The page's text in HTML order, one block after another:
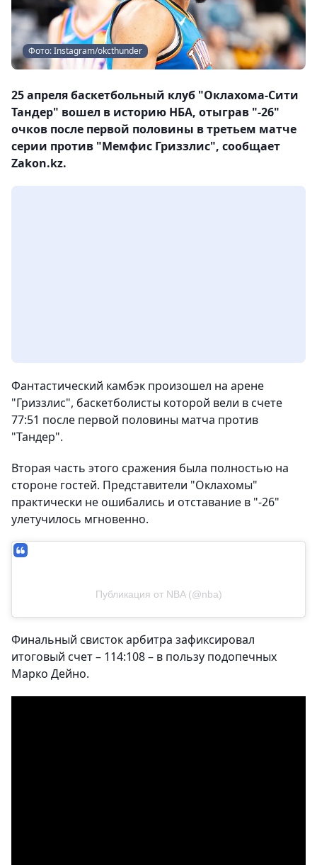
Фото: Instagram/okcthunder
25 апреля баскетбольный клуб "Оклахома-Сити
Тандер" вошел в историю НБА, отыграв "-26"
очков после первой половины в третьем матче
серии против "Мемфис Гриззлис", сообщает
Zakon.kz.
Фантастический камбэк произошел на арене
"Гриззлис", баскетболисты которой вели в счете
77:51 после первой половины матча против
"Тандер".
Вторая часть этого сражения была полностью на
стороне гостей. Представители "Оклахомы"
практически не ошибались и отставание в "-26"
улетучилось мгновенно.
Публикация от NBA (@nba)
Финальный свисток арбитра зафиксировал
итоговый счет – 114:108 – в пользу подопечных
Марко Дейно.